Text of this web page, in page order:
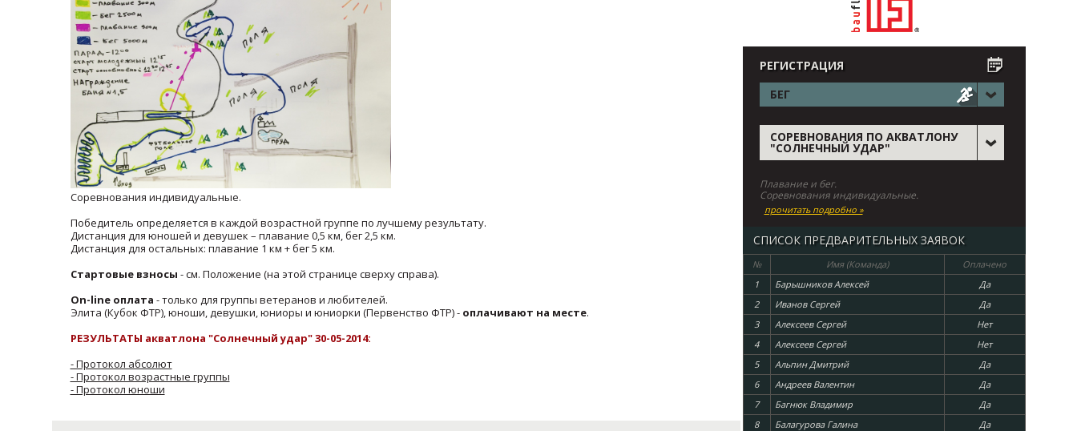
Соревнования индивидуальные.
Победитель определяется в каждой возрастной группе по лучшему результату.
Дистанция для юношей и девушек – плавание 0,5 км, бег 2,5 км.
Дистанция для остальных: плавание 1 км + бег 5 км.
Стартовые взносы - см. Положение (на этой странице сверху справа).
On-line оплата - только для группы ветеранов и любителей.
Элита (Кубок ФТР), юноши, девушки, юниоры и юниорки (Первенство ФТР) - оплачивают на месте.
РЕЗУЛЬТАТЫ акватлона "Солнечный удар" 30-05-2014:
- Протокол абсолют
- Протокол возрастные группы
- Протокол юноши
РЕГИСТРАЦИЯ
БЕГ
СОРЕВНОВАНИЯ ПО АКВАТЛОНУ
"СОЛНЕЧНЫЙ УДАР"
Плавание и бег.
Соревнования индивидуальные.
прочитать подробно »
СПИСОК ПРЕДВАРИТЕЛЬНЫХ ЗАЯВОК
№ Имя (Команда)
Оплачено
1
Барышников Алексей
Да
2
Иванов Сергей
Да
3
Алексеев Сергей
Нет
4
Алексеев Сергей
Нет
5
Альпин Дмитрий
Да
6
Андреев Валентин
Да
7
Багнюк Владимир
Да
8
Балагурова Галина
Да